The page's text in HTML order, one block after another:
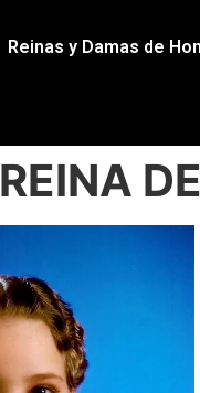
Reinas y Damas de
REINA